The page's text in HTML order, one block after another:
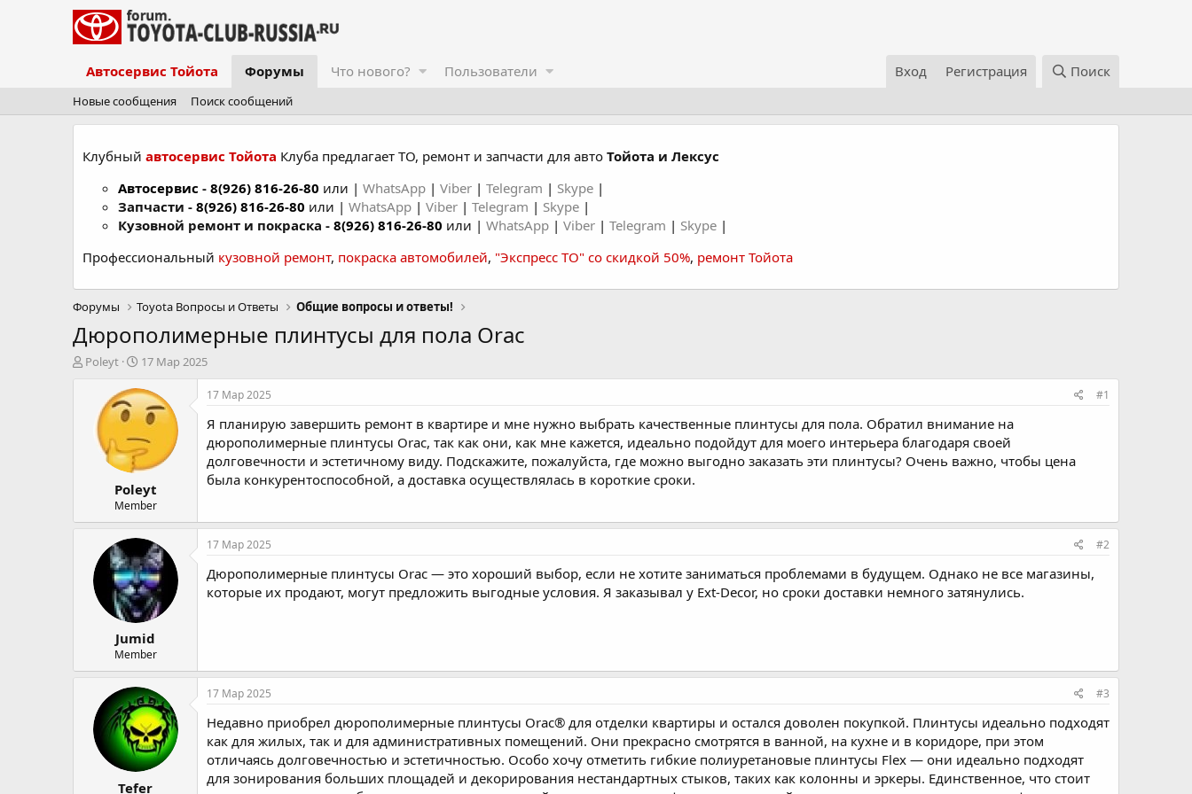
Автосервис Тойота Форумы Что нового? Пользователи Вход Регистрация Поиск
Новые сообщения Поиск сообщений
Клубный автосервис Тойота Клуба предлагает ТО, ремонт и запчасти для авто Тойота и Лексус
Автосервис - 8(926) 816-26-80 или | WhatsApp | Viber | Telegram | Skype |
Запчасти - 8(926) 816-26-80 или | WhatsApp | Viber | Telegram | Skype |
Кузовной ремонт и покраска - 8(926) 816-26-80 или | WhatsApp | Viber | Telegram | Skype |
Профессиональный кузовной ремонт, покраска автомобилей, "Экспресс ТО" со скидкой 50%, ремонт Тойота
Форумы Toyota Вопросы и Ответы Общие вопросы и ответы!
Дюрополимерные плинтусы для пола Orac
А
Poleyt
Д
т
а
н
а
ч
а
л
а
17 Мар 2025
Poleyt
Member
17 Мар 2025 #1
Я планирую завершить ремонт в квартире и мне нужно выбрать качественные плинтусы для пола. Обратил внимание на
дюрополимерные плинтусы Orac, так как они, как мне кажется, идеально подойдут для моего интерьера благодаря своей
долговечности и эстетичному виду. Подскажите, пожалуйста, где можно выгодно заказать эти плинтусы? Очень важно, чтобы цена
была конкурентоспособной, а доставка осуществлялась в короткие сроки.
Jumid
Member
17 Мар 2025 #2
Дюрополимерные плинтусы Orac — это хороший выбор, если не хотите заниматься проблемами в будущем. Однако не все магазины,
которые их продают, могут предложить выгодные условия. Я заказывал у Ext-Decor, но сроки доставки немного затянулись.
Tefer
17 Мар 2025 #3
Недавно приобрел дюрополимерные плинтусы Orac® для отделки квартиры и остался доволен покупкой. Плинтусы идеально подходят
как для жилых, так и для административных помещений. Они прекрасно смотрятся в ванной, на кухне и в коридоре, при этом
отличаясь долговечностью и эстетичностью. Особо хочу отметить гибкие полиуретановые плинтусы Flex — они идеально подходят
для зонирования больших площадей и декорирования нестандартных стыков, таких как колонны и эркеры. Единственное, что стоит